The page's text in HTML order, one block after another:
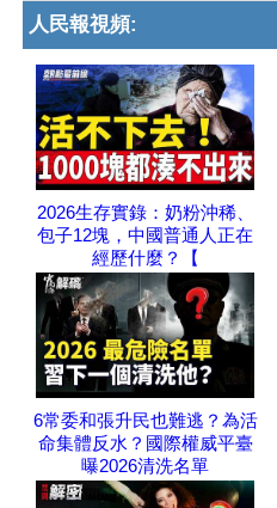
人民報視頻:
2026生存實錄：奶粉沖稀、
包子12塊，中國普通人正在
經歷什麼？【
6常委和張升民也難逃？為活
命集體反水？國際權威平臺
曝2026清洗名單